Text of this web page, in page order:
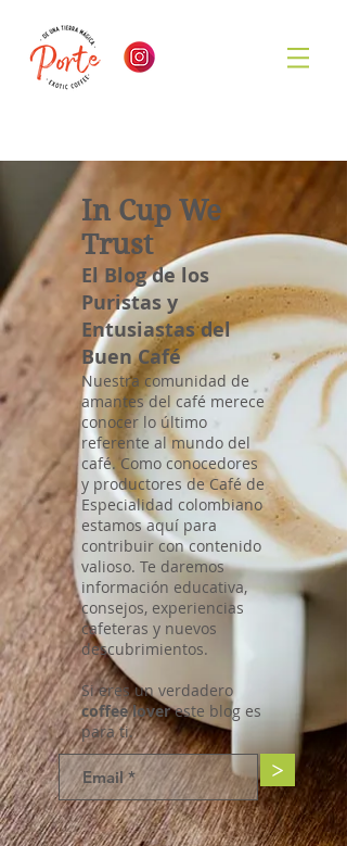
In Cup We
Trust
El Blog de los
Puristas y
Entusiastas del
Buen Café
Nuestra comunidad de
amantes del café merece
conocer lo último
referente al mundo del
café. Como conocedores
y productores de Café de
Especialidad colombiano
estamos aquí para
contribuir con contenido
valioso. Te daremos
información educativa,
consejos, experiencias
cafeteras y nuevos
descubrimientos.
Si eres un verdadero
coffee lovereste blog es
para ti.
>